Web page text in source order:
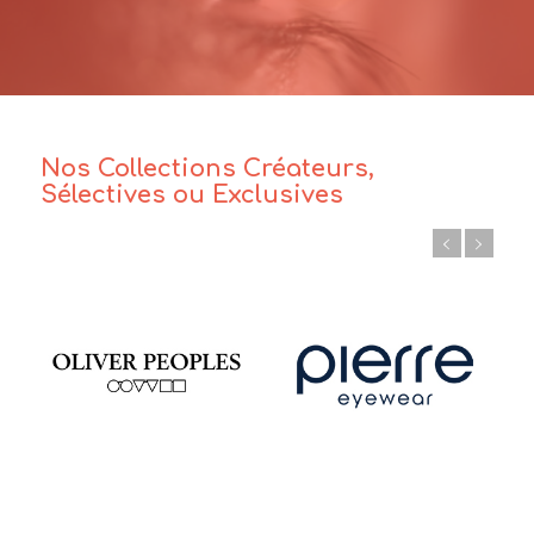
Nos Collections Créateurs,
Sélectives ou Exclusives